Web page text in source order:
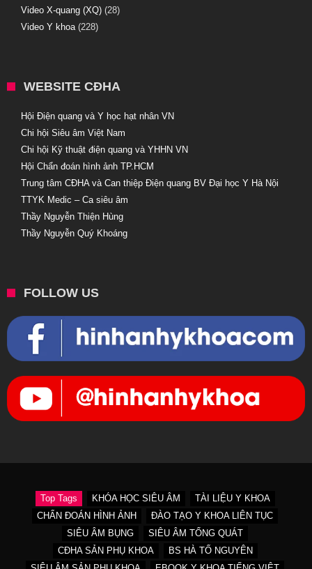
Video X-quang (XQ) (28)
Video Y khoa(228)
WEBSITE CĐHA
Hội Điện quang và Y học hạt nhân VN
Chi hội Siêu âm Việt Nam
Chi hội Kỹ thuật điện quang và YHHN VN
Hội Chẩn đoán hình ảnh TP.HCM
Trung tâm CĐHA và Can thiệp Điện quang BV Đại học Y Hà Nội
TTYK Medic – Ca siêu âm
Thầy Nguyễn Thiện Hùng
Thầy Nguyễn Quý Khoáng
FOLLOW US
Top Tags KHÓA HỌC SIÊU ÂM
TÀI LIỆU Y KHOA
CHẨN ĐOÁN HÌNH ẢNH
ĐÀO TẠO Y KHOA LIÊN TỤC
SIÊU ÂM BỤNG
SIÊU ÂM TỔNG QUÁT
CĐHA SẢN PHỤ KHOA
BS HÀ TỐ NGUYÊN